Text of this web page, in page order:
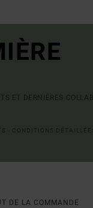
ET DERNIÈRES COLLAB'
DE LA COMMANDE